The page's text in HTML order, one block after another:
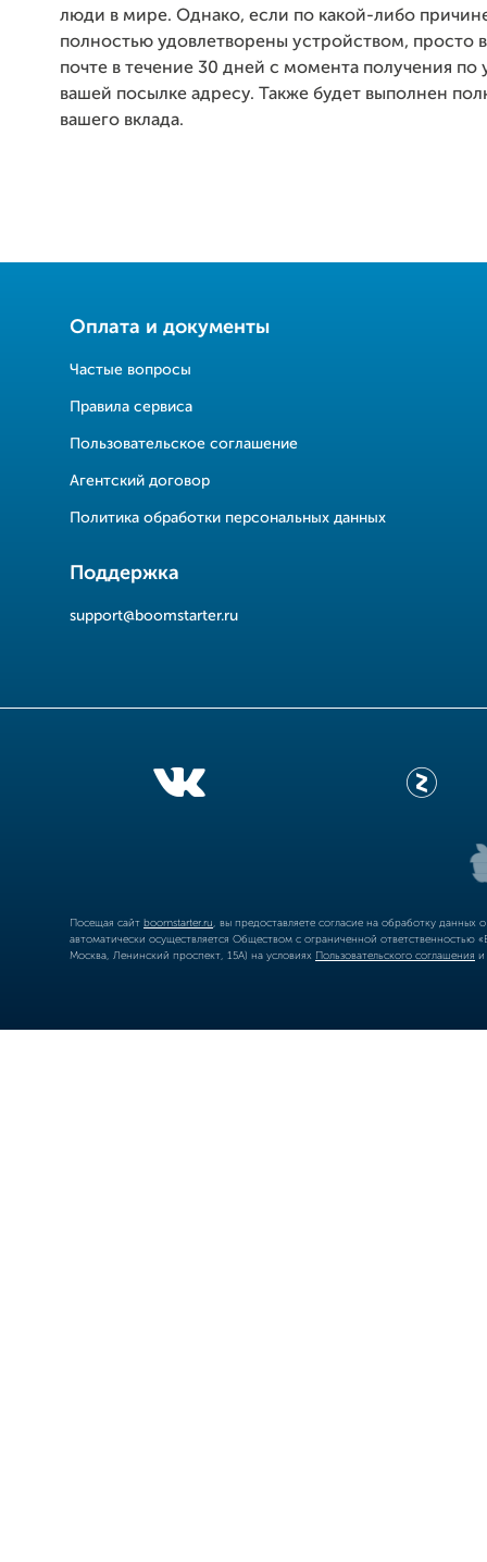
люди в мире. Однако, если по какой-либо
полностью удовлетворены устройством, просто
почте в течение 30 дней с момента получения по
вашей посылке адресу. Также будет выполнен
вашего вклада.
Оплата и документы
Частые вопросы
Правила сервиса
Пользовательское соглашение
Агентский договор
Политика обработки персональных данных
Поддержка
support@boomstarter.ru
Посещая сайт boomstarter.ru , вы предоставляете согласие на обработку
автоматически осуществляется Обществом с ограниченной
Москва, Ленинский проспект, 15А) на условиях Пользовательского соглашения и